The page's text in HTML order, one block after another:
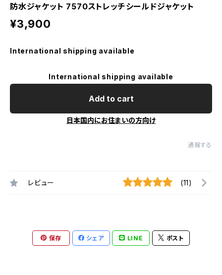
防水ジャケット 7570ストレッチシールドジャケット
¥3,900
International shipping available
International shipping available
Add to cart
日本国内にお住まいの方向け
通報する
レビュー (11)
保存 シェア LINE ポスト